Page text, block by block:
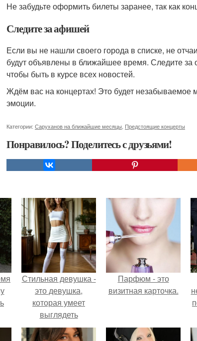
Не забудьте оформить билеты заранее, так как
Следите за афишей
Если вы не нашли своего города в списке, не
будут объявлены в ближайшее время. Следите
чтобы быть в курсе всех новостей.
Ждём вас на концертах! Это будет незабываемое
эмоции.
Категории: Саруханов на ближайшие месяцы Предстоящие концерты
Понравилось? Поделитесь с друзьями!
Стильная девушка -
это девушка,
которая умеет
выглядеть
привлекательно и
элегантно в любои
Парфюм - это
визитная карточка.